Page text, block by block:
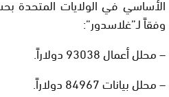
وفقاً لـ”غلاسدور”:
– محلل أعمال 93038 دولاراً.
– محلل بيانات 84967 دولاراً.